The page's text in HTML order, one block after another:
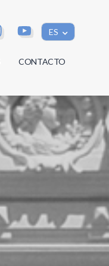
ES
CONTACTO